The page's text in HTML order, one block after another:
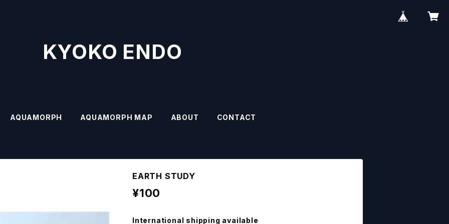
KYOKO ENDO
AQUAMORPH AQUAMORPH MAP ABOUT CONTACT
EARTH STUDY
¥100
International shipping available